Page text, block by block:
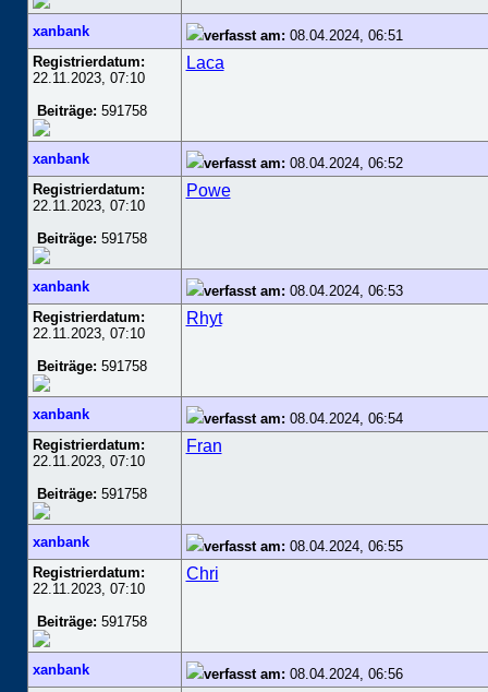
xanbank verfasst am: 08.04.2024, 06:51
Registrierdatum:
22.11.2023, 07:10
Beiträge: 591758
Laca
xanbank verfasst am: 08.04.2024, 06:52
Registrierdatum:
22.11.2023, 07:10
Beiträge: 591758
Powe
xanbank verfasst am: 08.04.2024, 06:53
Registrierdatum:
22.11.2023, 07:10
Beiträge: 591758
Rhyt
xanbank verfasst am: 08.04.2024, 06:54
Registrierdatum:
22.11.2023, 07:10
Beiträge: 591758
Fran
xanbank verfasst am: 08.04.2024, 06:55
Registrierdatum:
22.11.2023, 07:10
Beiträge: 591758
Chri
xanbank verfasst am: 08.04.2024, 06:56